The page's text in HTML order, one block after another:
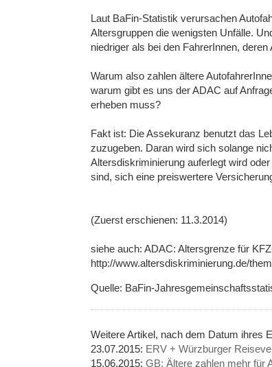
Laut BaFin-Statistik verursachen
Altersgruppen die wenigsten Unfälle.
niedriger als bei den FahrerInnen,
Warum also zahlen ältere
warum gibt es uns der ADAC auf
erheben muss?
Fakt ist: Die Assekuranz benutzt das
zuzugeben. Daran wird sich solange
Altersdiskriminierung auferlegt wird
sind, sich eine preiswertere
(Zuerst erschienen: 11.3.2014)
siehe auch: ADAC: Altersgrenze für
http://www.altersdiskriminierung.de/
Quelle: BaFin-
Weitere Artikel, nach dem Datum ihres
23.07.2015: ERV + Würzburger
15.06.2015: GB: Ältere zahlen mehr für